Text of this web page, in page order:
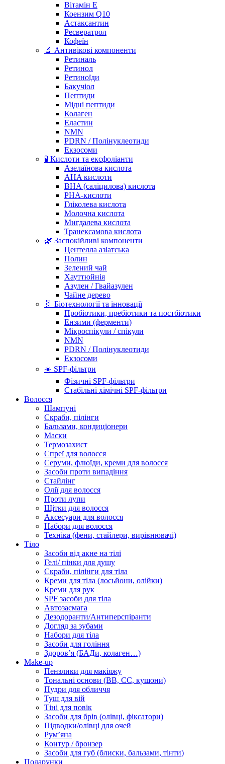
Вітамін Е
Коензим Q10
Астаксантин
Ресвератрол
Кофеїн
🔬 Антивікові компоненти
Ретиналь
Ретинол
Ретиноїди
Бакучіол
Пептиди
Мідні пептиди
Колаген
Еластин
NMN
PDRN / Полінуклеотиди
Екзосоми
🧪 Кислоти та ексфоліанти
Азелаїнова кислота
AHA кислоти
BHA (саліцилова) кислота
PHA-кислоти
Гліколева кислота
Молочна кислота
Мигдалева кислота
Транексамова кислота
🌿 Заспокійливі компоненти
Центелла азіатська
Полин
Зелений чай
Хауттюйнія
Азулен / Гвайазулен
Чайне дерево
🧬 Біотехнології та інновації
Пробіотики, пребіотики та постбіотики
Ензими (ферменти)
Мікроспікули / спікули
NMN
PDRN / Полінуклеотиди
Екзосоми
☀️ SPF-фільтри
Фізичні SPF-фільтри
Стабільні хімічні SPF-фільтри
Волосся
Шампуні
Скраби, пілінги
Бальзами, кондиціонери
Маски
Термозахист
Спреї для волосся
Серуми, флюїди, креми для волосся
Засоби проти випадіння
Стайлінг
Олії для волосся
Проти лупи
Щітки для волосся
Аксесуари для волосся
Набори для волосся
Техніка (фени, стайлери, вирівнювачі)
Тіло
Засоби від акне на тілі
Гелі/ пінки для душу
Скраби, пілінги для тіла
Креми для тіла (лосьйони, олійки)
Креми для рук
SPF засоби для тіла
Автозасмага
Дезодоранти/Антиперспіранти
Догляд за зубами
Набори для тіла
Засоби для гоління
Здоровʼя (БАДи, колаген…)
Make-up
Пензлики для макіяжу
Тональні основи (BB, CC, кушони)
Пудри для обличчя
Туш для вій
Тіні для повік
Засоби для брів (олівці, фіксатори)
Підводки/олівці для очей
Румʼяна
Контур / бронзер
Засоби для губ (блиски, бальзами, тінти)
Подарунки